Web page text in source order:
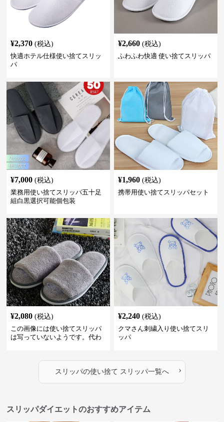
¥2,370 (税込)
快適ホテル仕様使い捨てスリッ
パ
¥2,660 (税込)
ふわふわ快適 使い捨てスリッパ
¥7,000 (税込)
業務用使い捨てスリッパ五十足
組白黒選択可能個包装
¥1,960 (税込)
携帯用使い捨てスリッパセット
¥2,080 (税込)
この画像には使い捨てスリッパ
は写っていないようです。代わ
ています。これらは再利用可能
な通常の室内履きスリッパのよ
うに見えます。
¥2,240 (税込)
クマさん刺繍入り使い捨てスリ
ッパ
スリッパの使い捨て スリッパ一覧へ ›
スリッパダイエットのおすすめアイテム